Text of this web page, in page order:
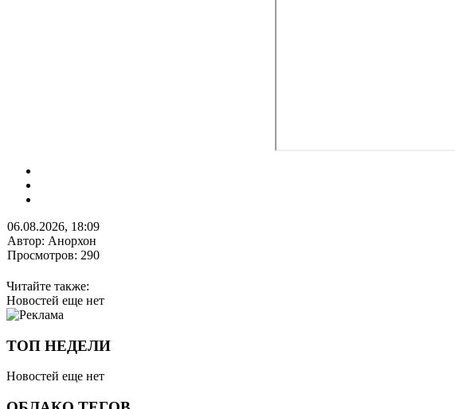
06.08.2026, 18:09
Автор: Анорхон
Просмотров: 290
Читайте также:
Новостей еще нет
ТОП НЕДЕЛИ
Новостей еще нет